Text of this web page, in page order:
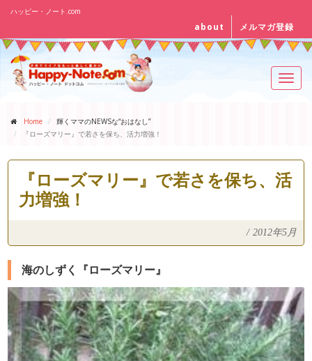
ハッピー・ノート.com
about メルマガ登録
Home
輝くママのNEWSな“おはなし”
『ローズマリー』で若さを保ち、活力増強！
『ローズマリー』で若さを保ち、活
力増強！
/ 2012年5月
海のしずく『ローズマリー』